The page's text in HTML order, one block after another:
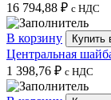
16 794,88 ₽ с НДС
В корзину Купить
Центральная
1 398,76 ₽ с НДС